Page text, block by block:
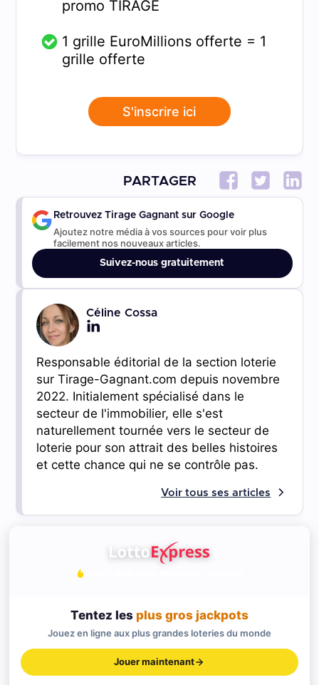
promo TIRAGE
1 grille EuroMillions offerte = 1
grille offerte
S'inscrire ici
PARTAGER
Retrouvez Tirage Gagnant sur Google
Ajoutez notre média à vos sources pour voir plus
facilement nos nouveaux articles.
Suivez-nous gratuitement
Céline Cossa
Responsable éditorial de la section loterie
sur Tirage-Gagnant.com depuis novembre
2022. Initialement spécialisé dans le
secteur de l'immobilier, elle s'est
naturellement tournée vers le secteur de
loterie pour son attrait des belles histoires
et cette chance qui ne se contrôle pas.
Voir tous ses articles
Tentez les plus gros jackpots
Jouez en ligne aux plus grandes loteries du monde
Jouer maintenant